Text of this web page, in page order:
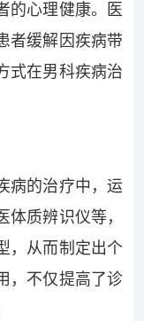
的心理健康。医
者缓解因疾病带
式在男科疾病治
病的治疗中，运
质辨识仪等，
，从而制定出个
，不仅提高了诊